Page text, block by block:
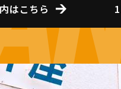
はこちら